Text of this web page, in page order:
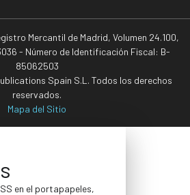
Mercantil de Madrid, Volumen 24.100,
- Número de Identificación Fiscal: B-
85062503
Spain S.L. Todos los derechos
reservados.
Mapa del Sitio
en el portapapeles,